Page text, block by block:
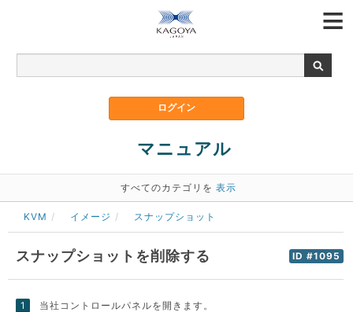
マニュアル
すべてのカテゴリを 表示
KVM イメージ スナップショット
ID #1095
スナップショットを削除する
当社コントロールパネルを開きます。